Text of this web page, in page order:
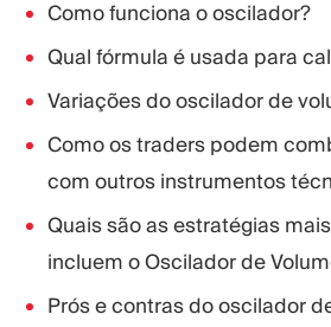
Como funciona o oscilador?
Qual fórmula é usada para
Variações do oscilador de
Como os traders podem
com outros instrumentos
Quais são as estratégias
incluem o Oscilador de
Prós e contras do oscilador